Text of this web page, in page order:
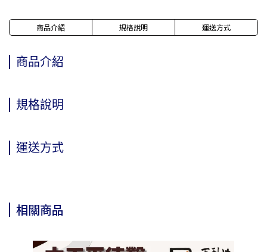
商品介紹 規格說明 運送方式
商品介紹
規格說明
運送方式
相關商品